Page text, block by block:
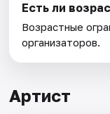
Есть ли
Возрастные
организаторов.
Артист